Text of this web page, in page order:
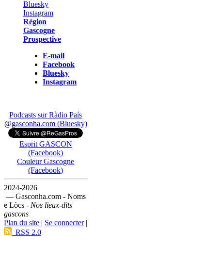
Région
Gascogne
Prospective
E-mail
Facebook
Bluesky
Instagram
Podcasts sur Ràdio País
@gasconha.com (Bluesky)
Esprit GASCON
(Facebook)
Couleur Gascogne
(Facebook)
2024-2026
— Gasconha.com - Noms
e Lòcs - Nos lieux-dits
gascons
Plan du site | Se connecter|
RSS 2.0